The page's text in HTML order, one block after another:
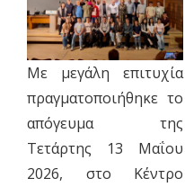
Με μεγάλη επιτυχία
πραγματοποιήθηκε το
απόγευμα της
Τετάρτης 13 Μαΐου
2026, στο Κέντρο